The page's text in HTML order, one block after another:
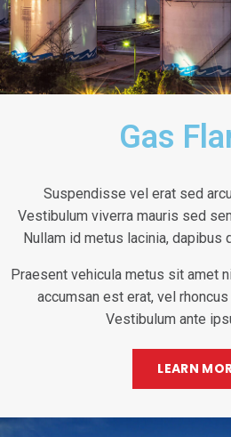
Gas
Suspendisse vel erat sed
Vestibulum viverra mauris sed
Nullam id metus lacinia, dapibus
Praesent vehicula metus sit amet
accumsan est erat, vel
Vestibulum ante
LEARN